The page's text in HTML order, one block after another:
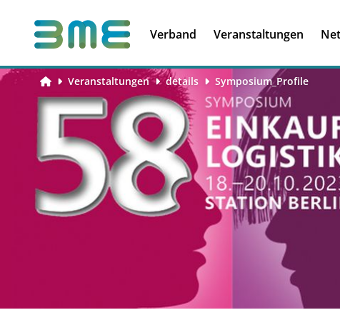
Verband Veranstaltungen
Führungskompetenzen
Veranstaltungen details Symposium_Profile